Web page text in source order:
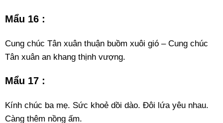
Mẩu 16 :
Cung chúc Tân xuân thuận buồm xuôi gió – Cung chúc
Tân xuân an khang thịnh vượng.
Mẩu 17 :
Kính chúc ba mẹ. Sức khoẻ dồi dào. Đôi lứa yêu nhau.
Càng thêm nồng ấm.